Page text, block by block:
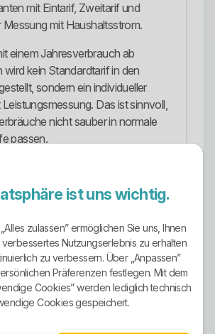
mit Eintarif, Zweitarif und
Messung mit Haushaltsstrom.
einem Jahresverbrauch ab
kein Standardtarif in den
sondern ein individueller
Das ist sinnvoll,
nicht sauber in normale
passen.
Netzbetreiberwechsels in
und Ablach ab 2021 keine
weil es für die Tariflogik wichtig ist.
Ausrichtung
Krauchenwies stellen ihre
als Ökostromtarife
ist uns wichtig.
zulassen” ermöglichen Sie uns, Ihnen
Nutzungserlebnis zu erhalten
zu verbessern. Über „Anpassen”
Präferenzen festlegen. Mit dem
Cookies” werden lediglich technisch
Cookies gespeichert.